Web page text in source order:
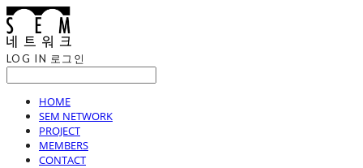
LOG IN 로그인
HOME
SEM NETWORK
PROJECT
MEMBERS
CONTACT